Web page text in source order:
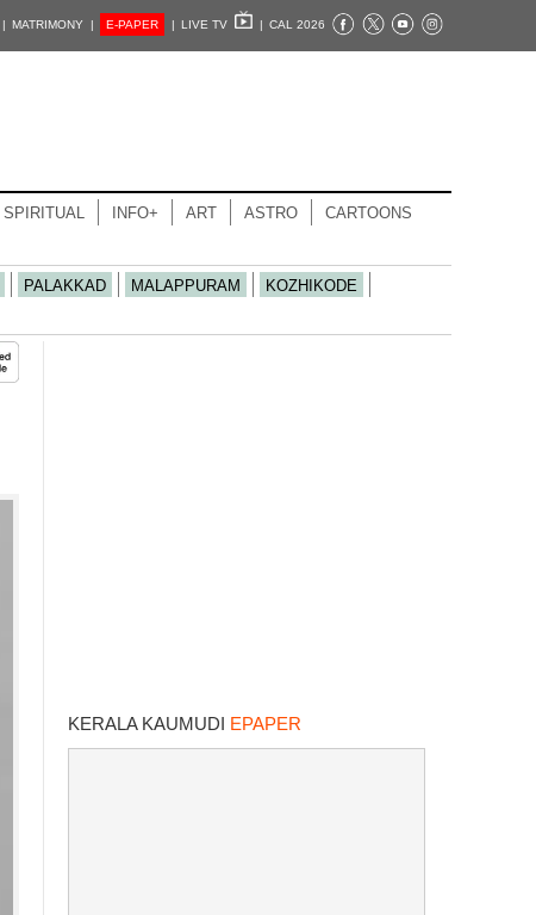
| MATRIMONY | E-PAPER | LIVE TV | CAL 2026
SPIRITUAL INFO+ ART ASTRO CARTOONS
PALAKKAD MALAPPURAM
KOZHIKODE
KERALA KAUMUDI EPAPER